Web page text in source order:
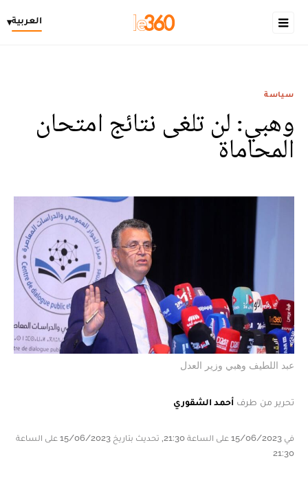
العربية▾
سياسة
وهبي: لن تلغى نتائج امتحان
المحاماة
عبد اللطيف وهبي وزير العدل
تحرير من طرف أحمد الشقوري
في 15/06/2023 على الساعة 21:30, تحديث بتاريخ 15/06/2023 على الساعة
21:30